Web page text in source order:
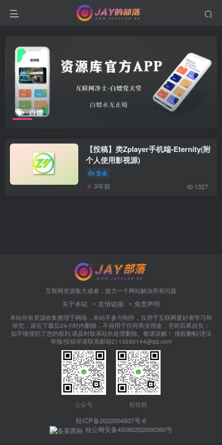
白嫖
【投稿】类Zplayer手机端-Eternity(附
个人使用影视源)
安卓
3年前 1327
互联网资源集大成者，致力一个网站解决所有问题
关于本站 友情链接 免责声明
本站所有资源收集整理于网络，本站不参与制作，仅用于互联网爱好者学习和
研究，请在下载后24小时内删除，不得用于任何商业用途，否则后果自负；
如不慎侵犯了您的权利,请及时联系站长处理删除。敬请谅解！ 侵权删帖/违法
举报/投稿等请联系邮箱2113590144@qq.com
公众号 粉丝群
桂ICP备2022004937号-6
桂公网安备45080202000360号